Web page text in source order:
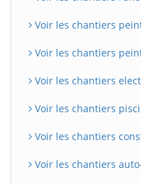
Voir les chantiers
Voir les chantiers
Voir les chantiers
Voir les chantiers
Voir les chantiers
Voir les chantiers